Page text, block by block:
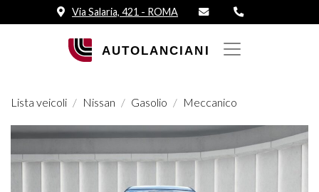
Via Salaria, 421 - ROMA
Lista veicoli Nissan Gasolio Meccanico